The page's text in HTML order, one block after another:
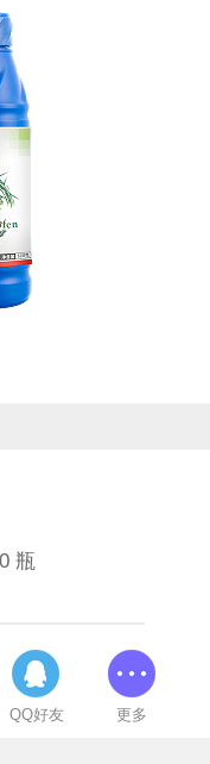
瓶
QQ好友 更多